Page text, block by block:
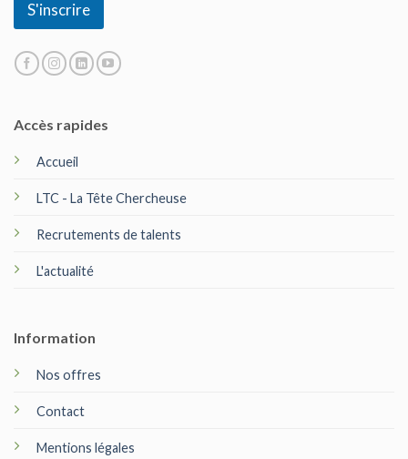
Accès rapides
Accueil
LTC - La Tête Chercheuse
Recrutements de talents
L'actualité
Information
Nos offres
Contact
Mentions légales
S'inscrire